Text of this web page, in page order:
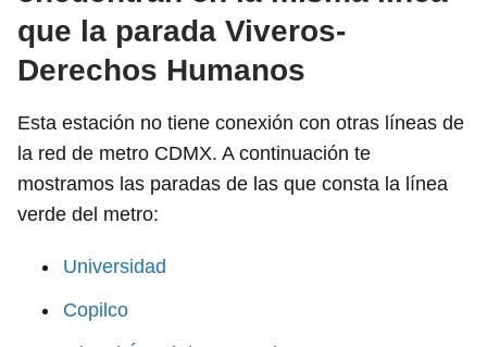
que la parada Viveros-
Derechos Humanos
Esta estación no tiene conexión con otras líneas de
la red de metro CDMX. A continuación te
mostramos las paradas de las que consta la línea
verde del metro:
Universidad
Copilco